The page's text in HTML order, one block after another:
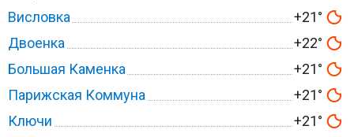
Висловка
+21°
Двоенка
+22°
Большая Каменка
+21°
Парижская Коммуна
+21°
Ключи
+21°